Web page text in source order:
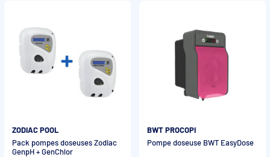
ZODIAC POOL
Pack pompes doseuses Zodiac
GenpH + GenChlor
BWT PROCOPI
Pompe doseuse BWT EasyDose